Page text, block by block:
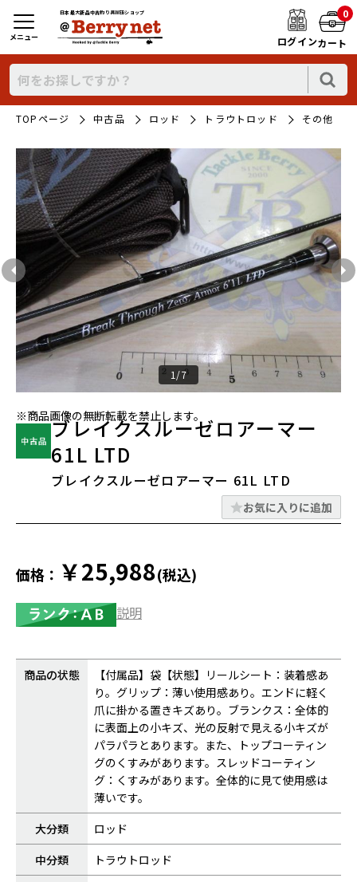
日本最大新品中古釣り具WEBショップ
ログイン
0
カート
メニュー
TOPページ 中古品 ロッド トラウトロッド その他
1/7
※商品画像の無断転載を禁止します。
ブレイクスルーゼロアーマー
61L LTD
ブレイクスルーゼロアーマー 61L LTD
お気に入りに追加
価格： ￥25,988(税込)
説明
商品の状態
【付属品】袋【状態】リールシート：装着感あ
り。グリップ：薄い使用感あり。エンドに軽く
爪に掛かる置きキズあり。ブランクス：全体的
に表面上の小キズ、光の反射で見える小キズが
パラパラとあります。また、トップコーティン
グのくすみがあります。スレッドコーティン
グ：くすみがあります。全体的に見て使用感は
薄いです。
大分類
ロッド
中分類
トラウトロッド